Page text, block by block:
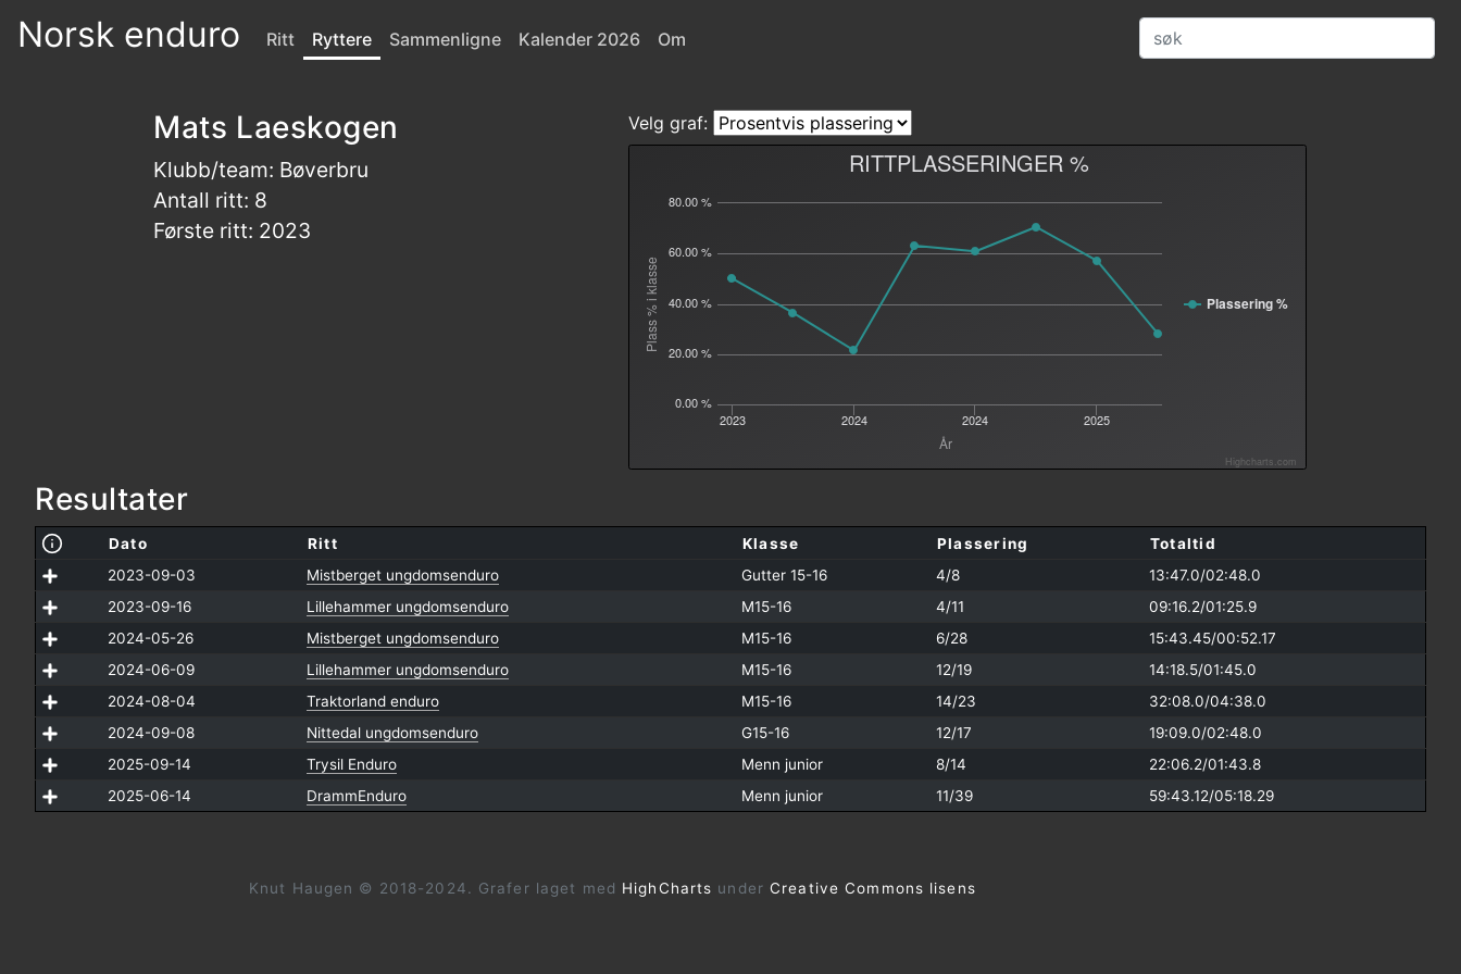
Norsk enduro Ritt Ryttere Sammenligne Kalender 2026 Om
Mats Laeskogen
Klubb/team: Bøverbru
Antall ritt: 8
Første ritt: 2023
Velg graf:
År
Plass % i klasse
RITTPLASSERINGER %
Plassering %
2023 2024 2024 2025
0.00 %
20.00 %
40.00 %
60.00 %
80.00 %
Highcharts.com
Resultater
Dato Ritt Klasse Plassering
Totaltid
2023-09-03
Mistberget ungdomsenduro Gutter 15-16 4/8 13:47.0/02:48.0
2023-09-16
Lillehammer ungdomsenduro M15-16 4/11 09:16.2/01:25.9
2024-05-26
Mistberget ungdomsenduro M15-16 6/28 15:43.45/00:52.17
2024-06-09
Lillehammer ungdomsenduro M15-16 12/19 14:18.5/01:45.0
2024-08-04
Traktorland enduro M15-16 14/23 32:08.0/04:38.0
2024-09-08
Nittedal ungdomsenduro G15-16 12/17 19:09.0/02:48.0
2025-09-14
Trysil Enduro Menn junior 8/14 22:06.2/01:43.8
2025-06-14
DrammEnduro Menn junior 11/39 59:43.12/05:18.29
Knut Haugen © 2018-2024. Grafer laget med HighCharts underCreative Commons lisens